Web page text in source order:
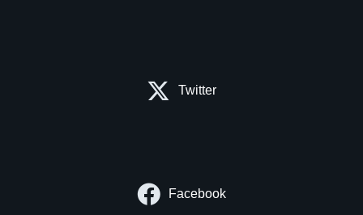
Twitter
Facebook